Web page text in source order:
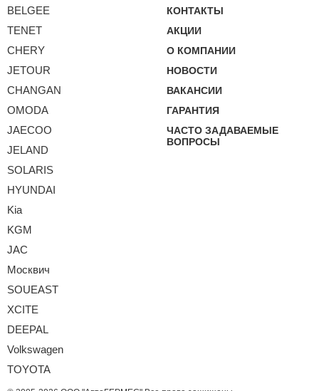
BELGEE
TENET
CHERY
JETOUR
CHANGAN
OMODA
JAECOO
JELAND
SOLARIS
HYUNDAI
Kia
KGM
JAC
Москвич
SOUEAST
XCITE
DEEPAL
Volkswagen
TOYOTA
КОНТАКТЫ
АКЦИИ
О КОМПАНИИ
НОВОСТИ
ВАКАНСИИ
ГАРАНТИЯ
ЧАСТО ЗАДАВАЕМЫЕ
ВОПРОСЫ